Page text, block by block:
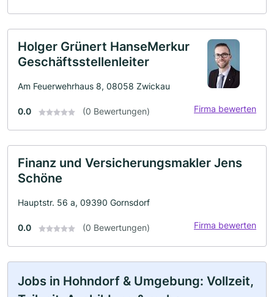
Holger Grünert HanseMerkur
Geschäftsstellenleiter
Am Feuerwehrhaus 8, 08058 Zwickau
0.0 (0 Bewertungen) Firma bewerten
Finanz und Versicherungsmakler Jens
Schöne
Hauptstr. 56 a, 09390 Gornsdorf
0.0 (0 Bewertungen) Firma bewerten
Jobs in Hohndorf & Umgebung: Vollzeit,